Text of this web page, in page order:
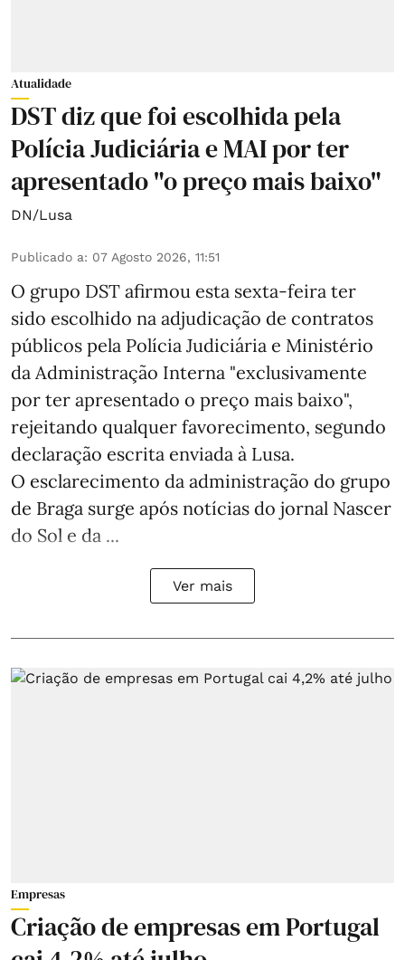
Atualidade
DST diz que foi escolhida pela
Polícia Judiciária e MAI por ter
apresentado "o preço mais baixo"
DN/Lusa
Publicado a: 07 Agosto 2026, 11:51
O grupo DST afirmou esta sexta-feira ter
sido escolhido na adjudicação de contratos
públicos pela Polícia Judiciária e Ministério
da Administração Interna "exclusivamente
por ter apresentado o preço mais baixo",
rejeitando qualquer favorecimento, segundo
declaração escrita enviada à Lusa.
O esclarecimento da administração do grupo
de Braga surge após notícias do jornal Nascer
do Sol e da ...
Ver mais
Empresas
Criação de empresas em Portugal